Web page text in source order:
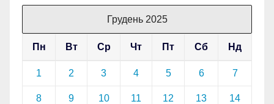
Грудень 2025
Пн Вт Ср Чт Пт Сб Нд
1 2 3 4 5 6 7
8 9 10 11 12 13 14